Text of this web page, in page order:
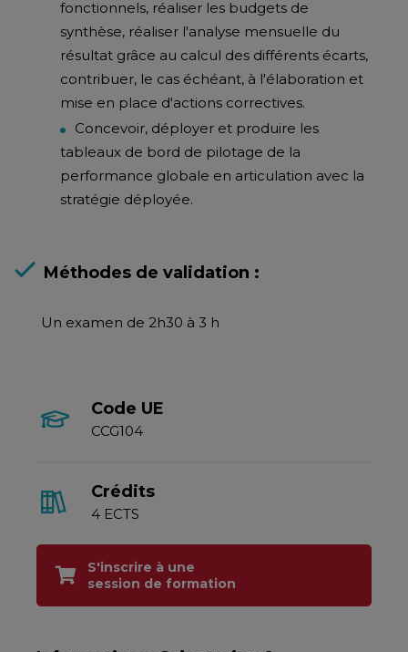
fonctionnels, réaliser les budgets de
synthèse, réaliser l'analyse mensuelle du
résultat grâce au calcul des différents écarts,
contribuer, le cas échéant, à l'élaboration et
mise en place d'actions correctives.
Concevoir, déployer et produire les
tableaux de bord de pilotage de la
performance globale en articulation avec la
stratégie déployée.
Méthodes de validation :
Un examen de 2h30 à 3 h
Code UE
CCG104
Crédits
4 ECTS
S'inscrire à une
session de formation